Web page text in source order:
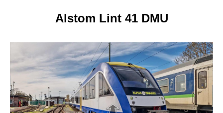
Alstom Lint 41 DMU